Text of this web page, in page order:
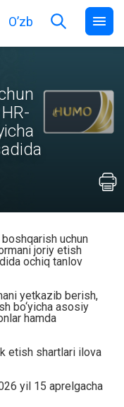
O’zb
BOÝICHA E'LONLAR
uchun
joriy etish
ochiq tanlov
yetkazib berish,
bo‘yicha asosiy
hamda
etish shartlari ilova
yil 15 aprelgacha